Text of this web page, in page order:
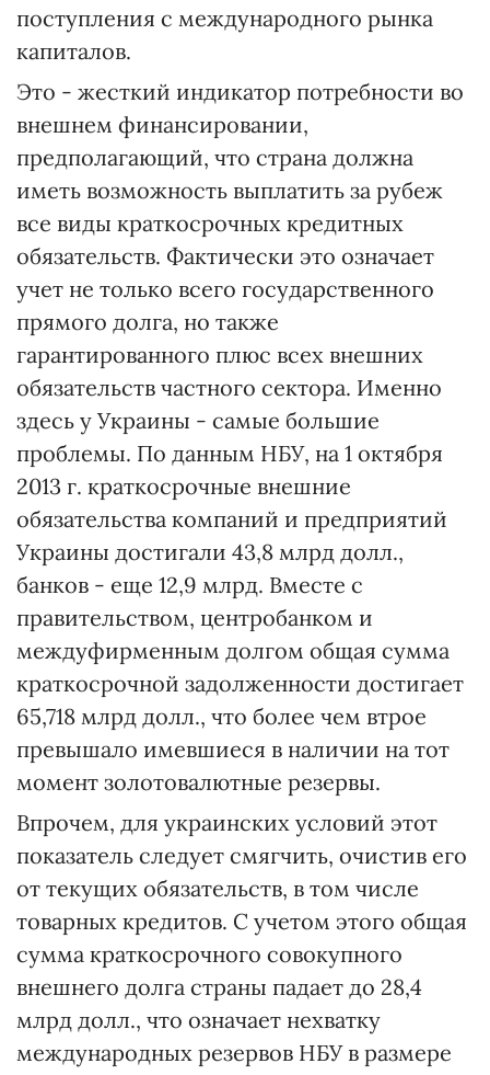
поступления с международного рынка
капиталов.
Это - жесткий индикатор потребности во
внешнем финансировании,
предполагающий, что страна должна
иметь возможность выплатить за рубеж
все виды краткосрочных кредитных
обязательств. Фактически это означает
учет не только всего государственного
прямого долга, но также
гарантированного плюс всех внешних
обязательств частного сектора. Именно
здесь у Украины - самые большие
проблемы. По данным НБУ, на 1 октября
2013 г. краткосрочные внешние
обязательства компаний и предприятий
Украины достигали 43,8 млрд долл.,
банков - еще 12,9 млрд. Вместе с
правительством, центробанком и
междуфирменным долгом общая сумма
краткосрочной задолженности достигает
65,718 млрд долл., что более чем втрое
превышало имевшиеся в наличии на тот
момент золотовалютные резервы.
Впрочем, для украинских условий этот
показатель следует смягчить, очистив его
от текущих обязательств, в том числе
товарных кредитов. С учетом этого общая
сумма краткосрочного совокупного
внешнего долга страны падает до 28,4
млрд долл., что означает нехватку
международных резервов НБУ в размере